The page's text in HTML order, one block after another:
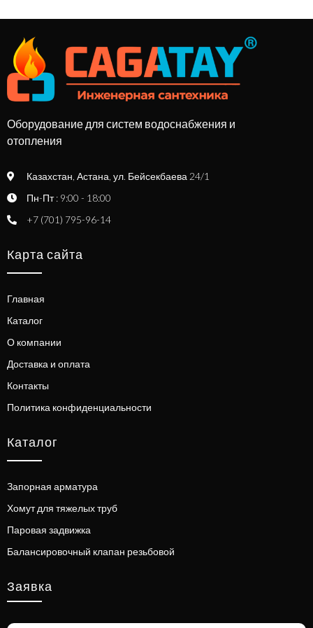
Оборудование для систем водоснабжения и
отопления
Казахстан, Астана, ул. Бейсекбаева 24/1
Пн-Пт : 9:00 - 18:00
+7 (701) 795-96-14
Карта сайта
Главная
Каталог
О компании
Доставка и оплата
Контакты
Политика конфиденциальности
Каталог
Запорная арматура
Хомут для тяжелых труб
Паровая задвижка
Балансировочный клапан резьбовой
Заявка